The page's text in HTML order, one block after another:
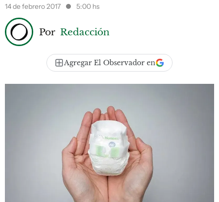
14 de febrero 2017
5:00 hs
Por Redacción
Agregar El Observador en